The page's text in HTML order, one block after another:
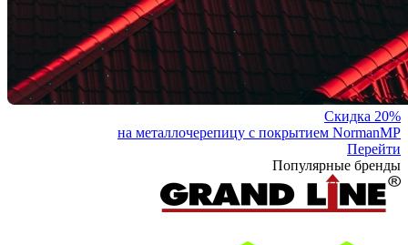
Скидка 20%
на металлочерепицу с покрытием NormanMP
Перейти
Популярные бренды